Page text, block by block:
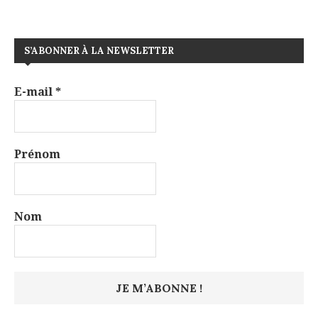
S’ABONNER À LA NEWSLETTER
E-mail *
Prénom
Nom